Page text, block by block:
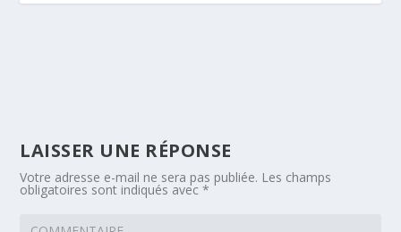
LAISSER UNE RÉPONSE
Votre adresse e-mail ne sera pas publiée. Les champs
obligatoires sont indiqués avec*